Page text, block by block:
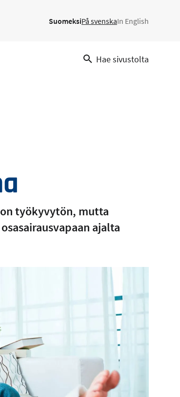
SuomeksiPå svenskaIn English
Hae sivustolta
työkyvytön, mutta
ajalta